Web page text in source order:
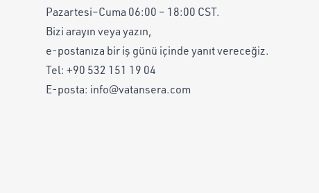
Pazartesi–Cuma 06:00 – 18:00 CST.
Bizi arayın veya yazın,
e-postanıza bir iş günü içinde yanıt vereceğiz.
Tel: +90 532 151 19 04
E-posta: info@vatansera.com